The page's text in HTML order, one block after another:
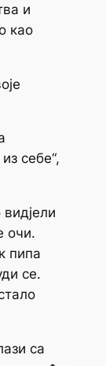
и
као
себе“,
очи.
пипа
се.
са